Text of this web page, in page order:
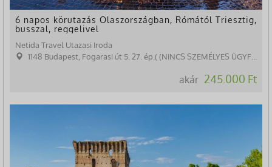
6 napos körutazás Olaszországban, Rómától Triesztig,
busszal, reggelivel
Netida Travel Utazasi Iroda
1148 Budapest, Fogarasi út 5. 27. ép.( (NINCS SZEMÉLYES ÜGYFÉLFOGADÁS)
akár 245.000 Ft